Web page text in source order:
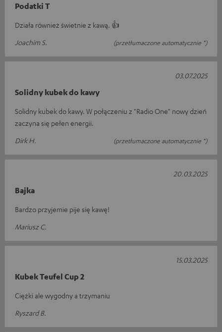
Podatki T
Działa również świetnie z kawą. 👍
Joachim S.
(przetłumaczone automatycznie *)
Solidny kubek do kawy
Solidny kubek do kawy. W połączeniu z "Radio One" nowy dzień
zaczyna się pełen energii.
Dirk H.
(przetłumaczone automatycznie *)
03.07.2025
Bajka
Bardzo przyjemie pije się kawę!
Mariusz C.
20.03.2025
Kubek Teufel Cup 2
Ciężki ale wygodny a trzymaniu
Ryszard B.
15.03.2025